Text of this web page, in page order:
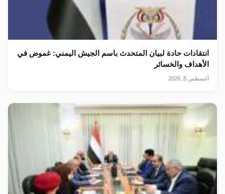
انتقادات حادة لبيان المتحدث باسم الجيش اليمني: غموض في
الأهداف والخسائر
أغسطس 8, 2026